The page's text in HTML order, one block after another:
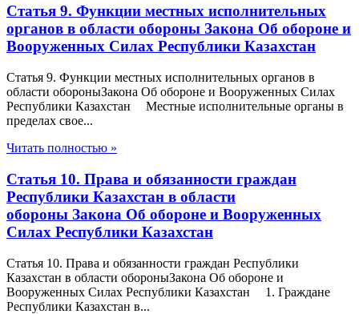
Статья 9. Функции местных исполнительных
органов в области обороны Закона Об обороне и
Вооруженных Силах Республики Казахстан
Статья 9. Функции местных исполнительных органов в
области обороныЗакона Об обороне и Вооруженных Силах
Республики Казахстан Местные исполнительные органы в
пределах свое...
Читать полностью »
Статья 10. Права и обязанности граждан
Республики Казахстан в области
обороны Закона Об обороне и Вооруженных
Силах Республики Казахстан
Статья 10. Права и обязанности граждан Республики
Казахстан в области обороныЗакона Об обороне и
Вооруженных Силах Республики Казахстан 1. Граждане
Республики Казахстан в...